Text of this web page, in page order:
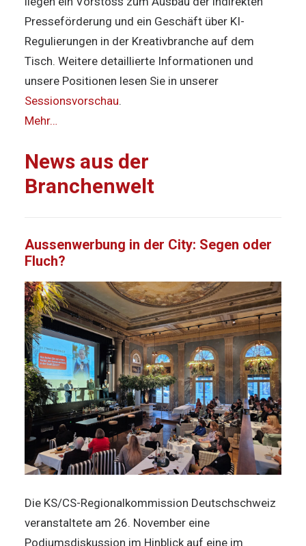
Presseförderung und ein Geschäft über KI-
Regulierungen in der Kreativbranche auf dem
Tisch. Weitere detaillierte Informationen und
unsere Positionen lesen Sie in unserer
Sessionsvorschau.
Mehr…
News aus der
Branchenwelt
Aussenwerbung in der City: Segen oder
Fluch?
Die KS/CS-Regionalkommission Deutschschweiz
veranstaltete am 26. November eine
Podiumsdiskussion im Hinblick auf eine im